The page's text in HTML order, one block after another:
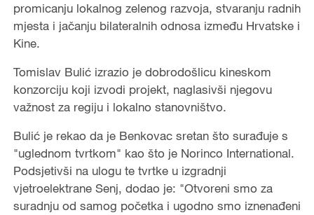
promicanju lokalnog zelenog razvoja, stvaranju radnih
mjesta i jačanju bilateralnih odnosa između Hrvatske i
Kine.
Tomislav Bulić izrazio je dobrodošlicu kineskom
konzorciju koji izvodi projekt, naglasivši njegovu
važnost za regiju i lokalno stanovništvo.
Bulić je rekao da je Benkovac sretan što surađuje s
"uglednom tvrtkom" kao što je Norinco International.
Podsjetivši na ulogu te tvrtke u izgradnji
vjetroelektrane Senj, dodao je: "Otvoreni smo za
suradnju od samog početka i ugodno smo iznenađeni